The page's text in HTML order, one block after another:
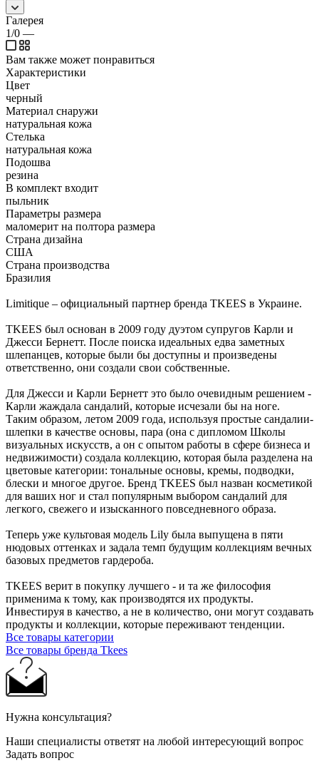
Галерея
1/0 —
Вам также может понравиться
Характеристики
Цвет
черный
Материал снаружи
натуральная кожа
Стелька
натуральная кожа
Подошва
резина
В комплект входит
пыльник
Параметры размера
маломерит на полтора размера
Страна дизайна
США
Страна производства
Бразилия
Limitique – официальный партнер бренда TKEES в Украине.
TKEES был основан в 2009 году дуэтом супругов Карли и
Джесси Бернетт. После поиска идеальных едва заметных
шлепанцев, которые были бы доступны и произведены
ответственно, они создали свои собственные.
Для Джесси и Карли Бернетт это было очевидным решением -
Карли жаждала сандалий, которые исчезали бы на ноге.
Таким образом, летом 2009 года, используя простые сандалии-
шлепки в качестве основы, пара (она с дипломом Школы
визуальных искусств, а он с опытом работы в сфере бизнеса и
недвижимости) создала коллекцию, которая была разделена на
цветовые категории: тональные основы, кремы, подводки,
блески и многое другое. Бренд TKEES был назван косметикой
для ваших ног и стал популярным выбором сандалий для
легкого, свежего и изысканного повседневного образа.
Теперь уже культовая модель Lily была выпущена в пяти
нюдовых оттенках и задала темп будущим коллекциям вечных
базовых предметов гардероба.
TKEES верит в покупку лучшего - и та же философия
применима к тому, как производятся их продукты.
Инвестируя в качество, а не в количество, они могут создавать
продукты и коллекции, которые переживают тенденции.
Все товары категории
Все товары бренда Tkees
Нужна консультация?
Наши специалисты ответят на любой интересующий вопрос
Задать вопрос